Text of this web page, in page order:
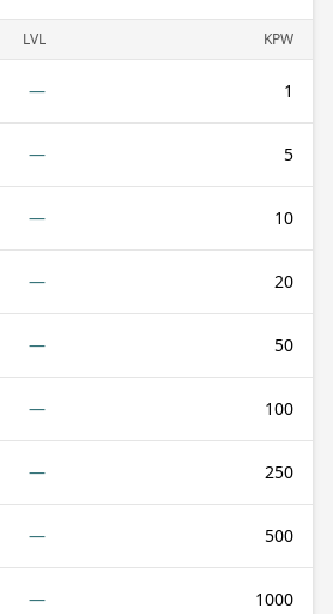
KPW
LVL
1
—
5
—
10
—
20
—
50
—
100
—
250
—
500
—
1000
—